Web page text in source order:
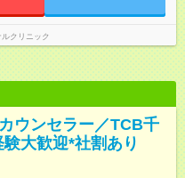
ルクリニック
ウンセラー／TCB千
大歓迎*社割あり